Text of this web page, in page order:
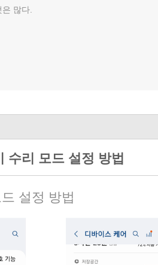
많다.
수리 모드 설정 방법
설정 방법